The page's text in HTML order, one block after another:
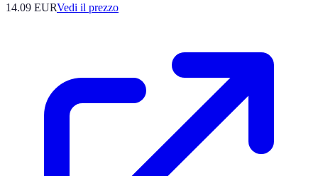
14.09 EURVedi il prezzo